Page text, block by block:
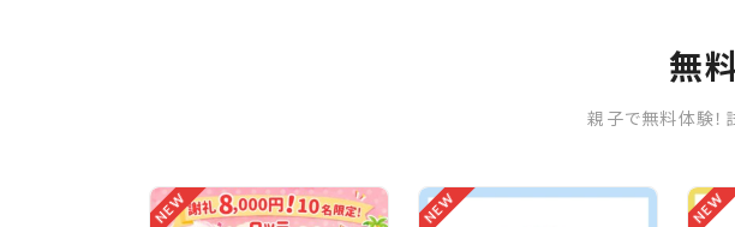
無
親子で無料体験！
NEW NEW NEW